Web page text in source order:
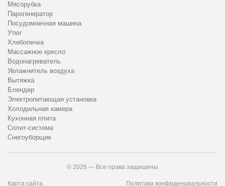
Мясорубка
Парогенератор
Посудомоечная машина
Утюг
Хлебопечка
Массажное кресло
Водонагреватель
Увлажнитель воздуха
Вытяжка
Блендер
Электропитающая установка
Холодильная камера
Кухонная плита
Сплит-система
Снегоуборщик
© 2026 — Все права защищены
Карта сайта Политика конфиденциальности